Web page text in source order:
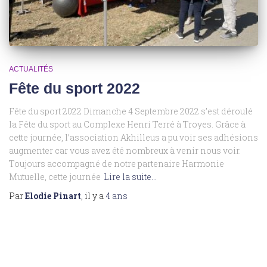
ACTUALITÉS
Fête du sport 2022
Fête du sport 2022 Dimanche 4 Septembre 2022 s’est déroulé
la Fête du sport au Complexe Henri Terré à Troyes. Grâce à
cette journée, l’association Akhilleus a pu voir ses adhésions
augmenter car vous avez été nombreux à venir nous voir.
Toujours accompagné de notre partenaire Harmonie
Mutuelle, cette journée Lire la suite…
ParElodie Pinart , il y a 4 ans